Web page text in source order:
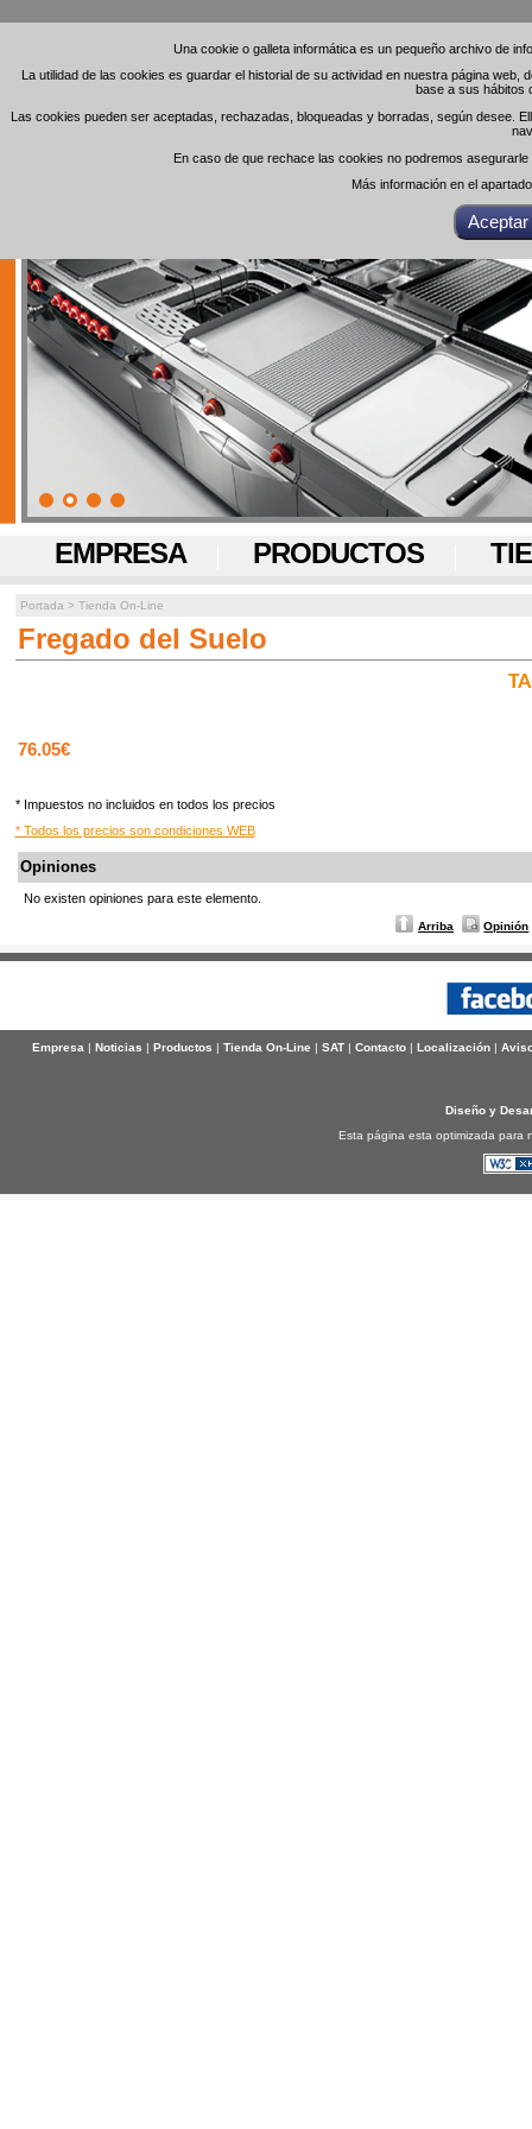
Una cookie o galleta informática es un pequeño archivo de
La utilidad de las cookies es guardar el historial de su actividad en nuestra página
base a sus hábitos
Las cookies pueden ser aceptadas, rechazadas, bloqueadas y borradas, según desee.
En caso de que rechace las cookies no podremos
Más información en el
Una cookie o galleta informática es un pequeño archivo de
La utilidad de las cookies es guardar el historial de su actividad en nuestra página
base a sus hábitos
Las cookies pueden ser aceptadas, rechazadas, bloqueadas y borradas, según desee.
En caso de que rechace las cookies no podremos
Más información en el
EMPRESA PRODUCTOS
Portada > Tienda On-Line
Fregado del Suelo
76.05€
* Impuestos no incluidos en todos los precios
* Todos los precios son condiciones WEB
Opiniones
No existen opiniones para este elemento.
Arriba Opinión
Empresa| Noticias | Productos | Tienda On-Line | SAT| Contacto| Localización|
Diseño y
Esta página esta optimizada para